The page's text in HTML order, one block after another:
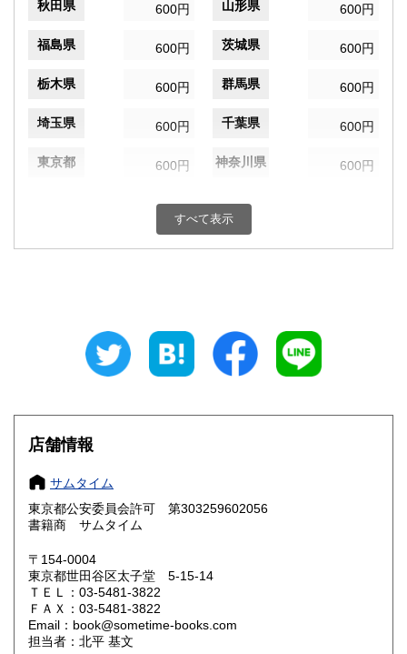
秋田県 600円 山形県 600円
福島県 600円 茨城県 600円
栃木県 600円 群馬県 600円
埼玉県 600円 千葉県 600円
東京都 600円 神奈川県 600円
600円 富山県
600円 三重県
大阪府
奈良県
鳥取県 600円 島根県
岡山県
山口県 600円
香川県 愛媛県
すべて表示
店舗情報
サムタイム
東京都公安委員会許可 第303259602056
書籍商 サムタイム
〒154-0004
東京都世田谷区太子堂 5-15-14
ＴＥＬ：03-5481-3822
ＦＡＸ：03-5481-3822
Email：book@sometime-books.com
担当者：北平 基文